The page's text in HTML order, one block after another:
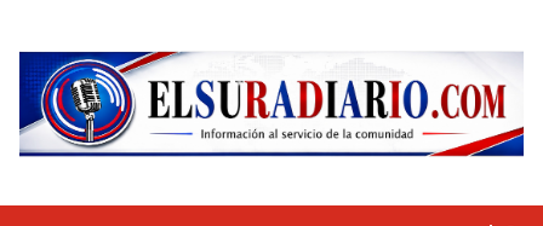
Jóvenes de Cabral aclaran mal entendido en tienda de celulares en Barahona